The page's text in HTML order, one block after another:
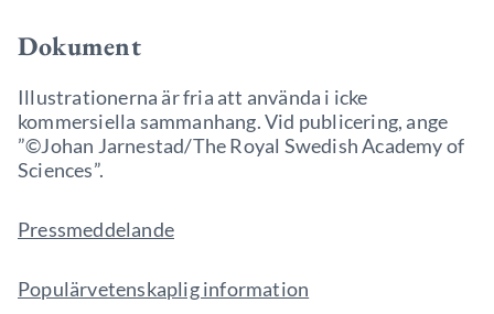
Dokument
Illustrationerna är fria att använda i icke
kommersiella sammanhang. Vid publicering, ange
”©Johan Jarnestad/The Royal Swedish Academy of
Sciences”.
Pressmeddelande
Populärvetenskaplig information